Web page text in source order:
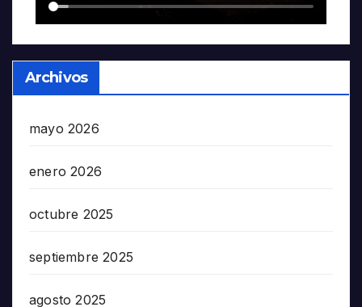
Archivos
mayo 2026
enero 2026
octubre 2025
septiembre 2025
agosto 2025